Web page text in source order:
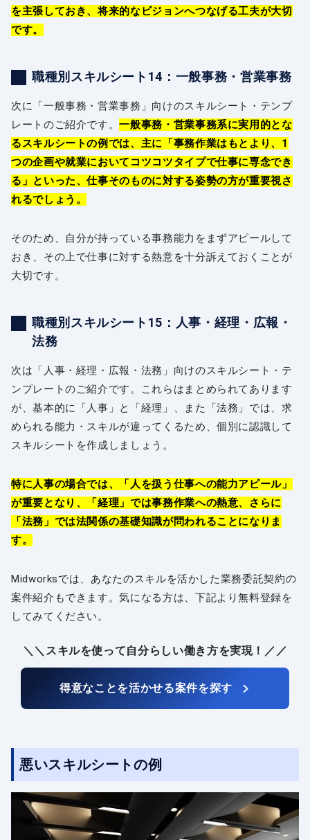
を主張しておき、将来的なビジョンへつなげる工夫が大切
です。
職種別スキルシート14：一般事務・営業事務
次に「一般事務・営業事務」向けのスキルシート・テンプ
レートのご紹介です。一般事務・営業事務系に実用的とな
るスキルシートの例では、主に「事務作業はもとより、1
つの企画や就業においてコツコツタイプで仕事に専念でき
る」といった、仕事そのものに対する姿勢の方が重要視さ
れるでしょう。
そのため、自分が持っている事務能力をまずアピールして
おき、その上で仕事に対する熱意を十分訴えておくことが
大切です。
職種別スキルシート15：人事・経理・広報・
法務
次は「人事・経理・広報・法務」向けのスキルシート・テ
ンプレートのご紹介です。これらはまとめられてあります
が、基本的に「人事」と「経理」、また「法務」では、求
められる能力・スキルが違ってくるため、個別に認識して
スキルシートを作成しましょう。
特に人事の場合では、「人を扱う仕事への能力アピール」
が重要となり、「経理」では事務作業への熱意、さらに
「法務」では法関係の基礎知識が問われることになりま
す。
Midworksでは、あなたのスキルを活かした業務委託契約の
案件紹介もできます。気になる方は、下記より無料登録を
してみてください。
＼＼スキルを使って自分らしい働き方を実現！／／
得意なことを活かせる案件を探す
悪いスキルシートの例